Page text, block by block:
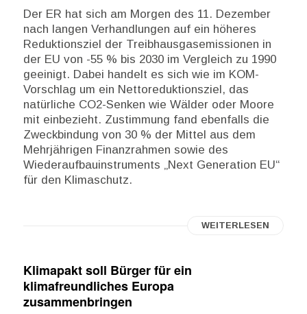
Der ER hat sich am Morgen des 11. Dezember
nach langen Verhandlungen auf ein höheres
Reduktionsziel der Treibhausgasemissionen in
der EU von -55 % bis 2030 im Vergleich zu 1990
geeinigt. Dabei handelt es sich wie im KOM-
Vorschlag um ein Nettoreduktionsziel, das
natürliche CO2-Senken wie Wälder oder Moore
mit einbezieht. Zustimmung fand ebenfalls die
Zweckbindung von 30 % der Mittel aus dem
Mehrjährigen Finanzrahmen sowie des
Wiederaufbauinstruments „Next Generation EU“
für den Klimaschutz.
WEITERLESEN
Klimapakt soll Bürger für ein
klimafreundliches Europa
zusammenbringen